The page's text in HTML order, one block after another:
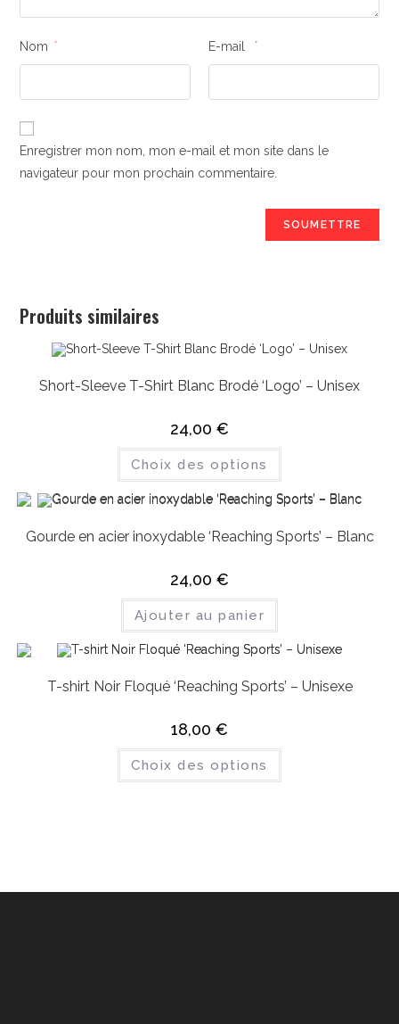
Nom * E-mail *
Enregistrer mon nom, mon e-mail et mon site dans le
navigateur pour mon prochain commentaire.
Produits similaires
Short-Sleeve T-Shirt Blanc Brodé ‘Logo’ – Unisex
24,00 €
Choix des options
Gourde en acier inoxydable ‘Reaching Sports’ – Blanc
24,00 €
Ajouter au panier
T-shirt Noir Floqué ‘Reaching Sports’ – Unisexe
18,00 €
Choix des options